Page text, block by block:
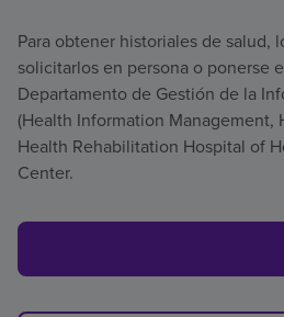
Para obtener historiales de salud,
solicitarlos en persona o ponerse
Departamento de Gestión de la
(Health Information Management,
Health Rehabilitation Hospital of
Center.